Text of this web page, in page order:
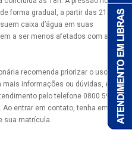
forma gradual, a partir das 21h.
caixa d’água em suas
a ser menos afetados com a
recomenda priorizar o uso da
mais informações ou dúvidas, entre
pelo telefone 0800 595
Ao entrar em contato, tenha em
sua matrícula.